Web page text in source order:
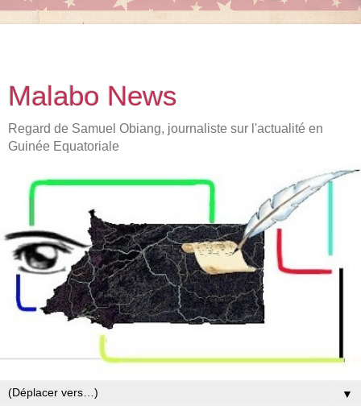
Malabo News
Regard de Samuel Obiang, journaliste sur l'actualité en
Guinée Equatoriale
▼